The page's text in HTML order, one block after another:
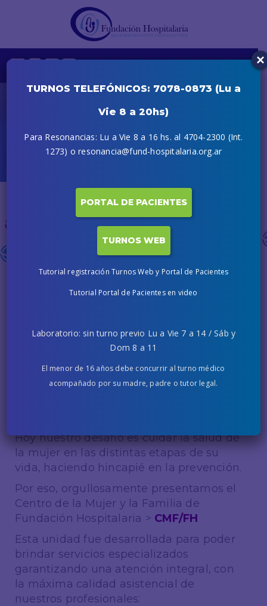
FUNDACIÓN HOSPITALARIA estamos
en constante búsqueda de crecimiento,
Hoy nuestro desafío es cuidar la salud de
la mujer en las distintas etapas de su
vida, haciendo hincapié en la prevención.
Por eso, orgullosamente presentamos el
Centro de la Mujer y la Familia de
Fundación Hospitalaria > CMF/FH
Esta unidad fue desarrollada para poder
brindar servicios especializados
garantizando una atención integral, con
la máxima calidad asistencial de
nuestros profesionales:
TURNOS TELEFÓNICOS: 7078-0873 (Lu a
Vie 8 a 20hs)
Para Resonancias: Lu a Vie 8 a 16 hs. al 4704-2300 (Int.
1273) o resonancia@fund-hospitalaria.org.ar
PORTAL DE PACIENTES
TURNOS WEB
Tutorial registración Turnos Web y Portal de Pacientes
Tutorial Portal de Pacientes en video
Laboratorio: sin turno previo Lu a Vie 7 a 14 / Sáb y
Dom 8 a 11
El menor de 16 años debe concurrir al turno médico
acompañado por su madre, padre o tutor legal.
×